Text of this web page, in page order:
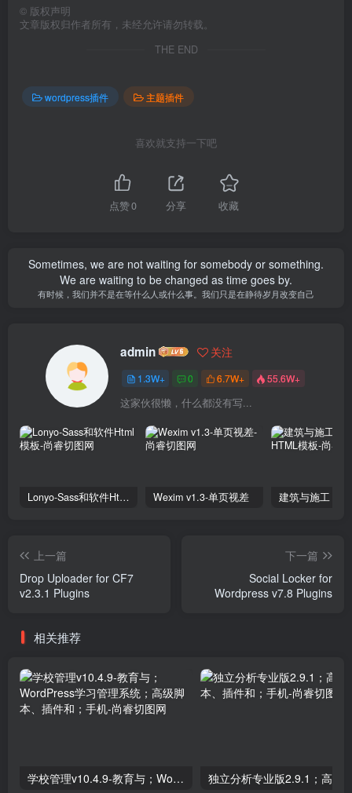
© 版权声明
文章版权归作者所有，未经允许请勿转载。
THE END
wordpress插件 主题插件
喜欢就支持一下吧
点赞0 分享 收藏
Sometimes, we are not waiting for somebody or something.
We are waiting to be changed as time goes by.
有时候，我们并不是在等什么人或什么事。我们只是在静待岁月改变自己
admin 关注
1.3W+ 0 6.7W+ 55.6W+
这家伙很懒，什么都没有写...
Lonyo-Sass和软件Html模板 Wexim v1.3-单页视差
上一篇
Drop Uploader for CF7
v2.3.1 Plugins
下一篇
Social Locker for
Wordpress v7.8 Plugins
相关推荐
学校管理v10.4.9-教育与；WordPress学习管理系统；高级脚本、插件和；手机